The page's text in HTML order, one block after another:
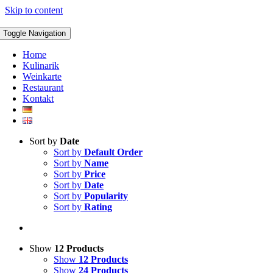
Skip to content
Toggle Navigation
Home
Kulinarik
Weinkarte
Restaurant
Kontakt
Sort by Date
Sort by Default Order
Sort by Name
Sort by Price
Sort by Date
Sort by Popularity
Sort by Rating
Show 12 Products
Show 12 Products
Show 24 Products